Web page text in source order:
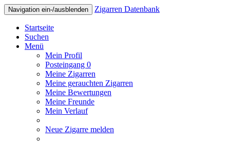
Navigation ein-/ausblenden Zigarren Datenbank
Startseite
Suchen
Menü
Mein Profil
Posteingang 0
Meine Zigarren
Meine gerauchten Zigarren
Meine Bewertungen
Meine Freunde
Mein Verlauf
Neue Zigarre melden